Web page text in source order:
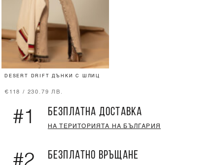
DESERT DRIFT ДЪНКИ С ШЛИЦ
€118 / 230.79 ЛВ.
#1 БЕЗПЛАТНА ДОСТАВКА
НА ТЕРИТОРИЯТА НА БЪЛГАРИЯ
БЕЗПЛАТНО ВРЪЩАНЕ